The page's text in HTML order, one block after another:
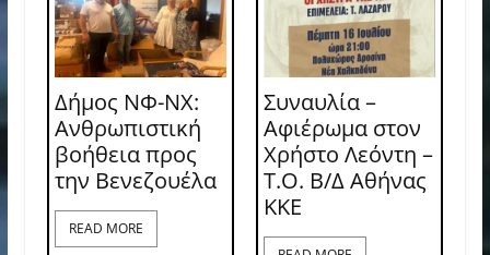
Δήμος ΝΦ-ΝΧ:
Ανθρωπιστική
βοήθεια προς
την Βενεζουέλα
READ MORE
Συναυλία –
Αφιέρωμα στον
Χρήστο Λεόντη –
Τ.Ο. Β/Δ Αθήνας
ΚΚΕ